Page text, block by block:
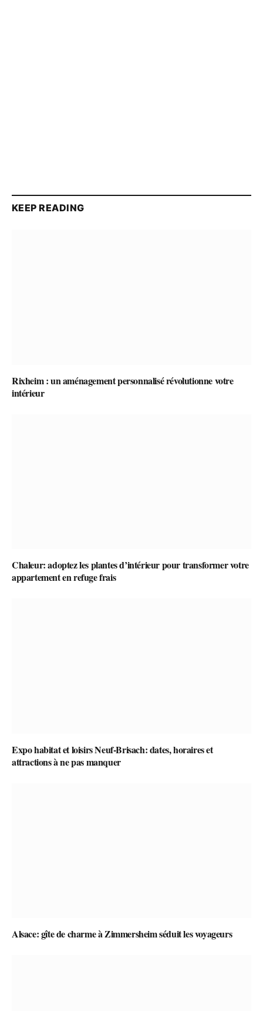
KEEP READING
Rixheim : un aménagement personnalisé révolutionne votre
intérieur
Chaleur: adoptez les plantes d’intérieur pour transformer votre
appartement en refuge frais
Expo habitat et loisirs Neuf-Brisach: dates, horaires et
attractions à ne pas manquer
Alsace: gîte de charme à Zimmersheim séduit les voyageurs